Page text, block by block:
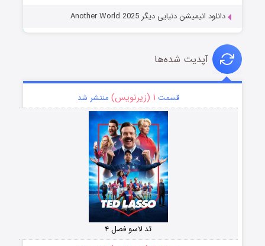
دانلود انیمیشن دنیایی دیگر Another World 2025
آپدیت شده‌ها
قسمت ۱ (زیرنویس) منتشر شد
تد لاسو فصل ۴